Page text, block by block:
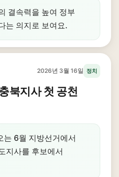
결속력을 높여 정부
는 의지로 보여요.
2026년 3월 16일 정치
북지사 첫 공천
는 6월 지방선거에서
지사를 후보에서